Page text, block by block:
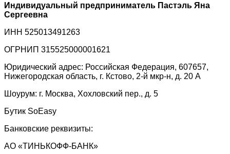
Индивидуальный предприниматель Пастэль Яна
Сергеевна
ИНН 525013491263
ОГРНИП 315525000001621
Юридический адрес: Российская Федерация, 607657,
Нижегородская область, г. Кстово, 2-й мкр-н, д. 20 А
Шоурум: г. Москва, Хохловский пер., д. 5
Бутик SoEasy
Банковские реквизиты:
АО «ТИНЬКОФФ-БАНК»